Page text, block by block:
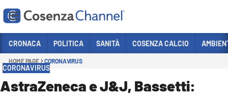
Sezioni
CRONACA POLITICA SANITÀ COSENZA CALCIO
HOME PAGE CORONAVIRUS
CORONAVIRUS
AstraZeneca e J&J, Bassetti: